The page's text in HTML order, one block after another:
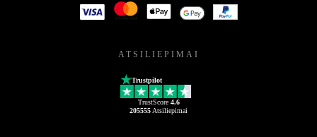
ATSILIEPIMAI
Trustpilot
TrustScore 4.6
205555 Atsiliepimai